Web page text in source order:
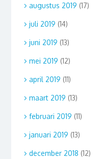
augustus 2019 (17)
juli 2019 (14)
juni 2019 (13)
mei 2019 (12)
april 2019 (11)
maart 2019 (13)
februari 2019 (11)
januari 2019 (13)
december 2018 (12)